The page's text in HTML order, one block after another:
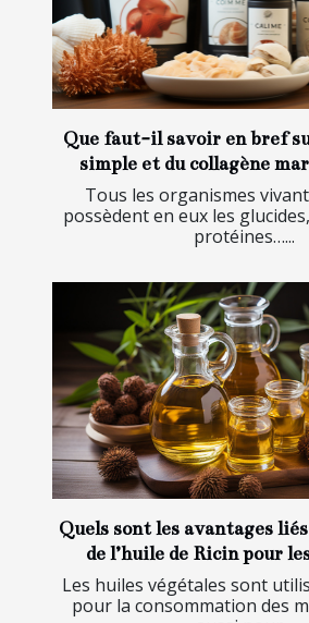
Que faut-il savoir en bref
simple et du collagène
Tous les organismes
possèdent en eux les
protéines…...
Quels sont les avantages
de l’huile de Ricin pour
Les huiles végétales sont
pour la consommation des